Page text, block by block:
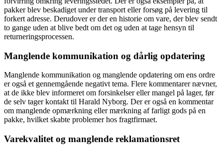
pakker blev beskadiget under transport eller forsøg på levering til
forkert adresse. Derudover er der en historie om vare, der blev sendt
to gange uden at blive bedt om det og uden at tage hensyn til
returneringsprocessen.
Manglende kommunikation og dårlig opdatering
Manglende kommunikation og manglende opdatering om ens ordre
er også et gennemgående negativt tema. Flere kommentarer nævner,
at de ikke blev informeret om forsinkelser eller mangel på lager, før
de selv tager kontakt til Harald Nyborg. Der er også en kommentar
om manglende opmærkning eller mærkning af farligt gods på en
pakke, hvilket skabte problemer hos fragtfirmaet.
Varekvalitet og manglende reklamationsret